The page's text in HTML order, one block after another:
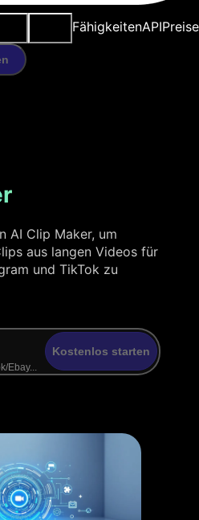
FähigkeitenAPIPreise
AI Clip Maker, um
aus langen Videos für
und TikTok zu
Kostenlos starten